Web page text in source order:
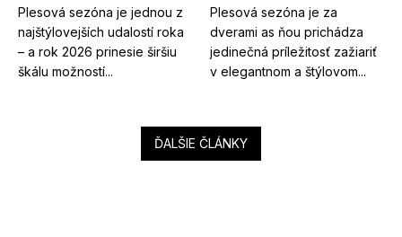
Plesová sezóna je jednou z
najštýlovejších udalostí roka
– a rok 2026 prinesie širšiu
škálu možností...
Plesová sezóna je za
dverami as ňou prichádza
jedinečná príležitosť zažiariť
v elegantnom a štýlovom...
ĎALŠIE ČLÁNKY